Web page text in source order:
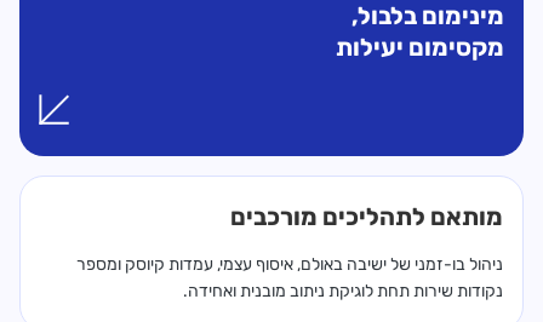
מינימום בלבול,
מקסימום יעילות
מותאם לתהליכים מורכבים
ניהול בו-זמני של ישיבה באולם, איסוף עצמי, עמדות קיוסק ומספר
נקודות שירות תחת לוגיקת ניתוב מובנית ואחידה.